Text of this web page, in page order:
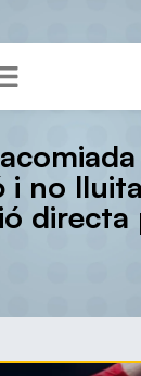
i no
directa